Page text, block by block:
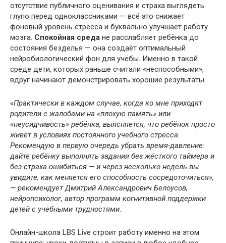
отсутствие публичного оценивания и страха выглядеть
глупо перед одноклассниками — всё это снижает
фоновый уровень стресса и буквально улучшает работу
мозга. Спокойная среда не расслабляет ребёнка до
состояния безделья — она создаёт оптимальный
нейробиологический фон для учёбы. Именно в такой
среде дети, которых раньше считали «неспособными»,
вдруг начинают демонстрировать хорошие результаты.
«Практически в каждом случае, когда ко мне приходят
родители с жалобами на «плохую память» или
«неусидчивость» ребёнка, выясняется, что ребёнок просто
живёт в условиях постоянного учебного стресса.
Рекомендую в первую очередь убрать время-давление:
дайте ребёнку выполнять задания без жёсткого таймера и
без страха ошибиться — и через несколько недель вы
увидите, как меняется его способность сосредоточиться»,
— рекомендует Дмитрий Александрович Белоусов,
нейропсихолог, автор программ когнитивной поддержки
детей с учебными трудностями.
Онлайн-школа LBS Live строит работу именно на этом